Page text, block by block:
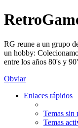
RG reune a un grupo
un hobby:
entre los años 80's y
Obviar
Enlaces rápidos
Temas sin
Temas